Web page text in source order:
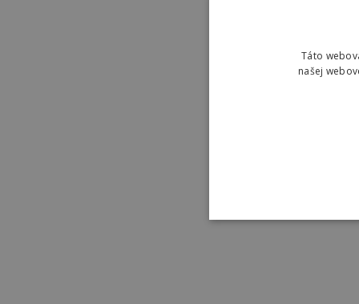
Táto
našej